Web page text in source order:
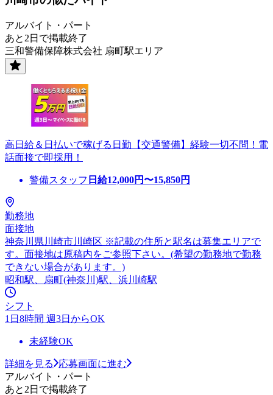
アルバイト・パート
あと2日で掲載終了
三和警備保障株式会社 扇町駅エリア
高日給＆日払いで稼げる日勤【交通警備】経験一切不問！電
話面接で即採用！
警備スタッフ 日給12,000円〜15,850円
勤務地
面接地
神奈川県川崎市川崎区 ※記載の住所と駅名は募集エリアで
す。面接地は原稿内をご参照下さい。(希望の勤務地で勤務
できない場合があります。)
昭和駅、扇町(神奈川)駅、浜川崎駅
シフト
1日8時間 週3日からOK
未経験OK
詳細を見る
応募画面に進む
アルバイト・パート
あと2日で掲載終了